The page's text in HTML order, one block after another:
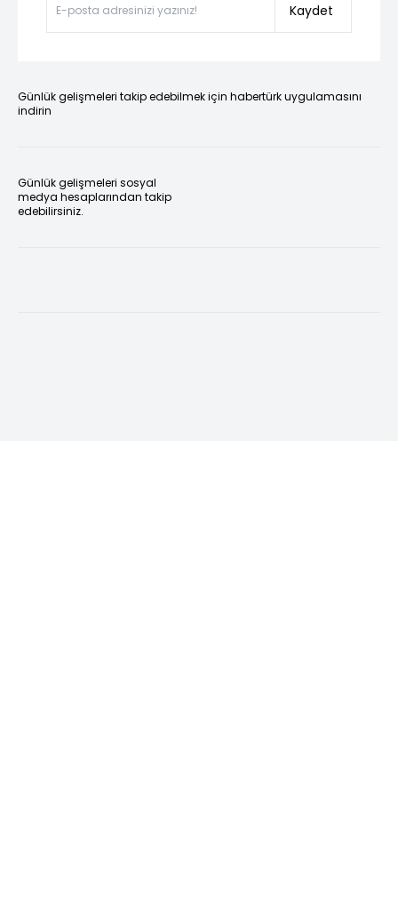
Kaydet
Günlük gelişmeleri takip edebilmek için habertürk uygulamasını
indirin
Günlük gelişmeleri sosyal
medya hesaplarından takip
edebilirsiniz.